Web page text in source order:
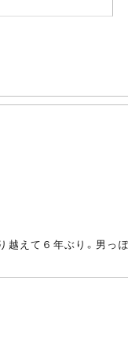
えて６年ぶり。男っ